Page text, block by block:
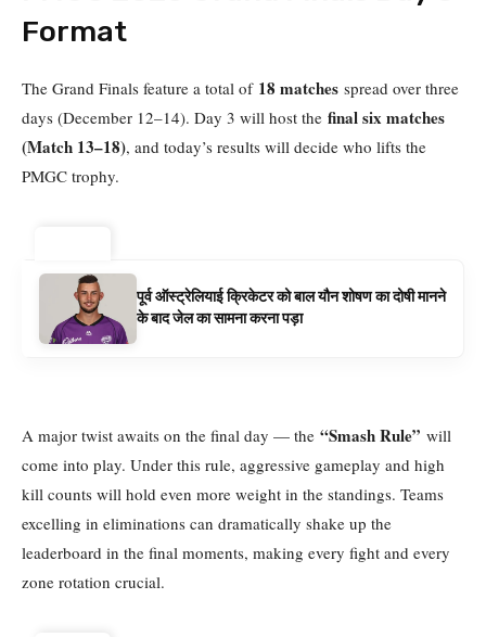
Format
The Grand Finals feature a total of 18 matches spread over three
days (December 12–14). Day 3 will host the final six matches
(Match 13–18), and today’s results will decide who lifts the
PMGC trophy.
पूर्व ऑस्ट्रेलियाई क्रिकेटर को बाल यौन शोषण का दोषी मानने
के बाद जेल का सामना करना पड़ा
A major twist awaits on the final day — the “Smash Rule” will
come into play. Under this rule, aggressive gameplay and high
kill counts will hold even more weight in the standings. Teams
excelling in eliminations can dramatically shake up the
leaderboard in the final moments, making every fight and every
zone rotation crucial.